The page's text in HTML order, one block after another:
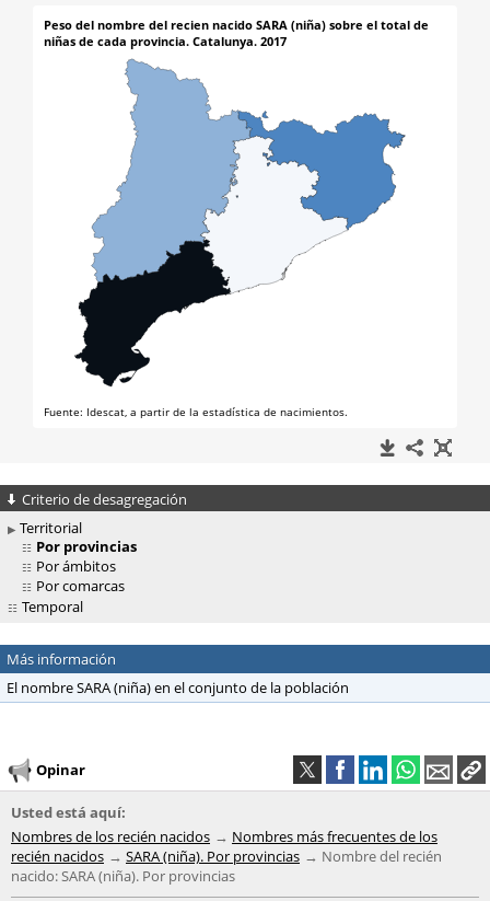
Criterio de desagregación
Territorial
Por provincias
Por ámbitos
Por comarcas
Temporal
Más información
El nombre SARA (niña) en el conjunto de la población
Opinar
Usted está aquí:
Nombres de los recién nacidos
Nombres más frecuentes de los
recién nacidos
SARA (niña). Por provincias
Nombre del recién
nacido: SARA (niña). Por provincias